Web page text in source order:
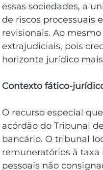
essas sociedades, a
de riscos processuais
revisionais. Ao
extrajudiciais, pois
horizonte jurídico
Contexto fático-
O recurso especial
acórdão do Tribunal
bancário. O tribunal
remuneratórios à
pessoais não